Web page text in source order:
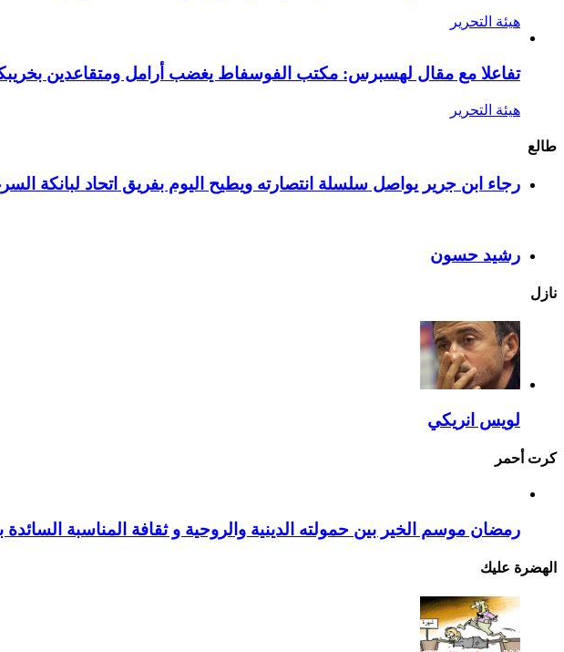
هيئة التحرير
تفاعلا مع مقال لهسبرس: مكتب الفوسفاط يغضب أرامل ومتقاعدين
هيئة التحرير
طالع
رجاء ابن جرير يواصل سلسلة انتصارته ويطيح اليوم بفريق اتحاد لبانكة
رشيد حسون
نازل
لويس انريكي
كرت أحمر
رمضان موسم الخير بين حمولته الدينية والروحية و ثقافة المناسبة السائدة
الهضرة عليك